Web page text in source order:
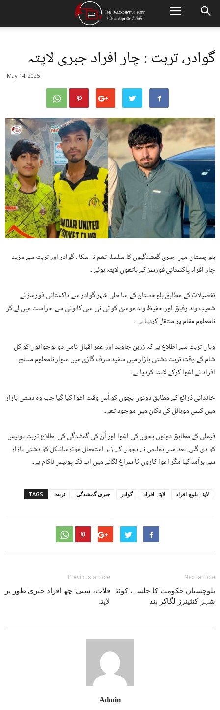
گوادر، تربت : چار افراد جبری لاپتہ
May 14, 2025
بلوچستان میں جبری گمشدگیوں کا سلسلہ تھم نہ سکا ، گوادر اور تربت سے مزید
چار افراد پاکستانی فورسز کے ہاتھوں لاپتہ ہوئے ۔
تفصیلات کے مطابق بلوچستان کے ساحلی شہر گوادر سے پاکستانی فورسز نے
شعيب ولد رفيق اور حفيظ ولد موسیٰ کو ٹی ٹی سی کالونی سے حراست میں لے کر
نامعلوم مقام پر منتقل کردیا ہے ۔
وہاں تربت سے اطلاع ہے کہ زرین جاوید اور عمر اقبال نامی دو نوجوانوں کو کل
شام کے وقت تربت دشتی بازار میں سفید سرف گاڑی میں سوار نامعلوم مسلح
افراد نے اغوا کرکے لاپتہ کردیا ہے۔
خاندانی ذرائع کے مطابق دونوں بچوں کو اُس وقت اغوا کیا گیا جب وہ دشتی بازار
میں کسی موبائل کی دکان میں موجود تھے۔
فیملی کے مطابق دونوں بچوں کی اغوا اور اُن کی گمشدگی کی اطلاع تربت پولیس
کو دی گئی، بعد میں پولیس نے بچوں کے زیر استعمال موٹرسائیکل کو دشتی بازار
سے برآمد کیا مگر اغوا کاروں کا سراغ لگانے میں اب تک پولیس ناکام ہے۔
TAGS تربت جبری گمشدگی گوادر لاپتہ افراد لاپتہ بلوچ افراد
Previous article
قلات، سبی: چھ افراد جبری طور پر
لاپتہ
Next article
بلوچستان حکومت کا جلسہ، کوئٹہ
شہر کنٹینرز لگاکر بند
Admin